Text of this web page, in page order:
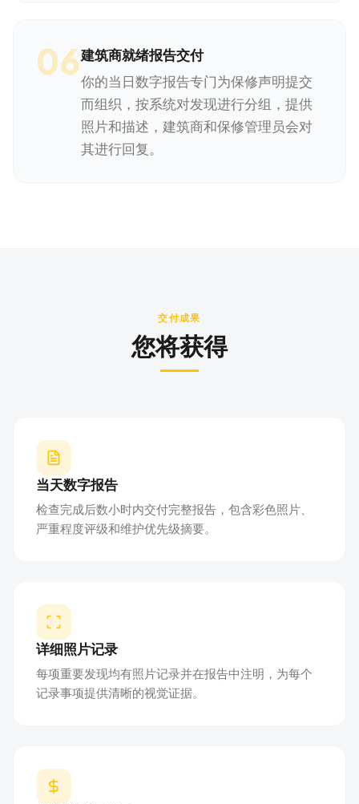
06建筑商就绪报告交付
你的当日数字报告专门为保修声明提交
而组织，按系统对发现进行分组，提供
照片和描述，建筑商和保修管理员会对
其进行回复。
交付成果
您将获得
当天数字报告
检查完成后数小时内交付完整报告，包含彩色照片、
严重程度评级和维护优先级摘要。
详细照片记录
每项重要发现均有照片记录并在报告中注明，为每个
记录事项提供清晰的视觉证据。